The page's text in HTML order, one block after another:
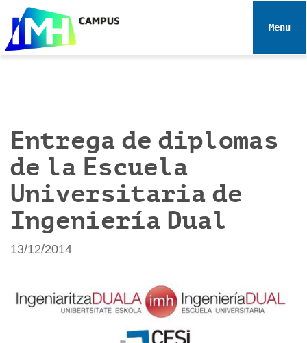
e
Toggle
Entrega de diplomas
de la Escuela
Universitaria de
Ingeniería Dual
13/12/2014